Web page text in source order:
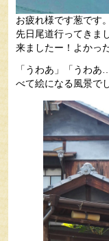
お疲れ様です葱です。
先日尾道行ってきま
来ましたー！よかっ
「うわあ」「うわ
べて絵になる風景で